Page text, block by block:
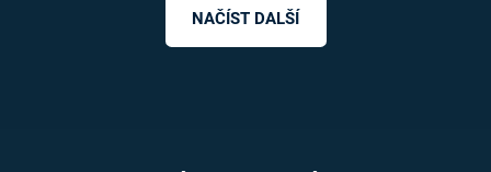
NAČÍST DALŠÍ